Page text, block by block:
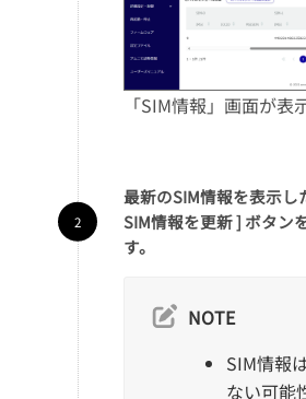
「SIM情報」画面が表
最新のSIM情報を表示し
SIM情報を更新 ] ボタン
す。
NOTE
SIM情報
ない可能